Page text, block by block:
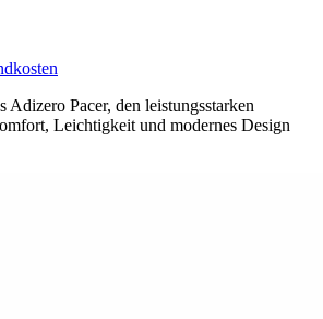
Adizero Pacer, den leistungsstarken
Leichtigkeit und modernes Design